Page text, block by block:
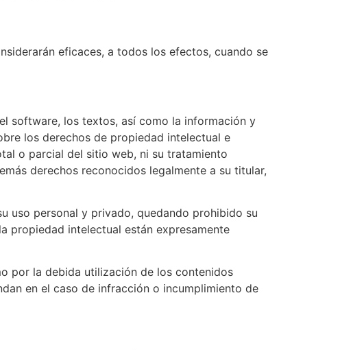
eficaces, a todos los efectos, cuando se
software, los textos, así como la información y
los derechos de propiedad intelectual e
o parcial del sitio web, ni su tratamiento
derechos reconocidos legalmente a su titular,
uso personal y privado, quedando prohibido su
propiedad intelectual están expresamente
por la debida utilización de los contenidos
en el caso de infracción o incumplimiento de